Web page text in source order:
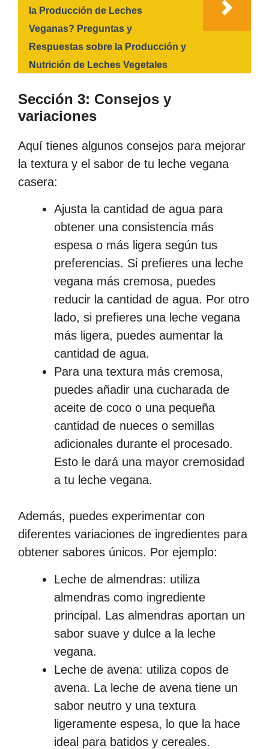
la Producción de Leches
Veganas? Preguntas y
Respuestas sobre la Producción y
Nutrición de Leches Vegetales
Sección 3: Consejos y
variaciones
Aquí tienes algunos consejos para mejorar
la textura y el sabor de tu leche vegana
casera:
Ajusta la cantidad de agua para
obtener una consistencia más
espesa o más ligera según tus
preferencias. Si prefieres una leche
vegana más cremosa, puedes
reducir la cantidad de agua. Por otro
lado, si prefieres una leche vegana
más ligera, puedes aumentar la
cantidad de agua.
Para una textura más cremosa,
puedes añadir una cucharada de
aceite de coco o una pequeña
cantidad de nueces o semillas
adicionales durante el procesado.
Esto le dará una mayor cremosidad
a tu leche vegana.
Además, puedes experimentar con
diferentes variaciones de ingredientes para
obtener sabores únicos. Por ejemplo:
Leche de almendras: utiliza
almendras como ingrediente
principal. Las almendras aportan un
sabor suave y dulce a la leche
vegana.
Leche de avena: utiliza copos de
avena. La leche de avena tiene un
sabor neutro y una textura
ligeramente espesa, lo que la hace
ideal para batidos y cereales.